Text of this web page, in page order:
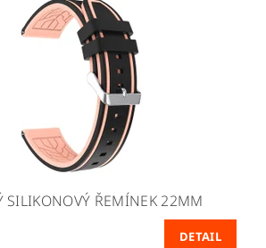
SILIKONOVÝ ŘEMÍNEK 22MM
DETAIL